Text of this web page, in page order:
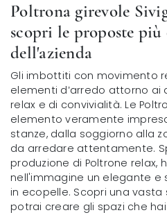
Poltrona girevole
scopri le proposte
dell'azienda
Gli imbottiti con movimento
elementi d’arredo attorno
relax e di convivialità. Le
elemento veramente
stanze, dalla soggiorno alla
da arredare attentamente.
produzione di Poltrone relax,
nell'immagine un elegante
in ecopelle. Scopri una
potrai creare gli spazi che